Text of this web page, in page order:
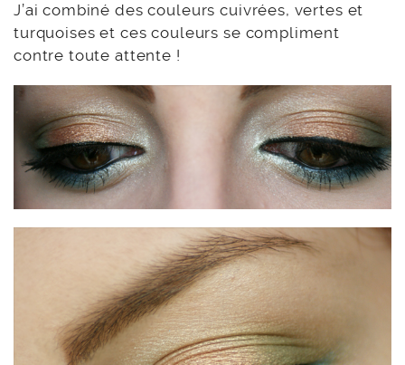
J’ai combiné des couleurs cuivrées, vertes et
turquoises et ces couleurs se compliment
contre toute attente !